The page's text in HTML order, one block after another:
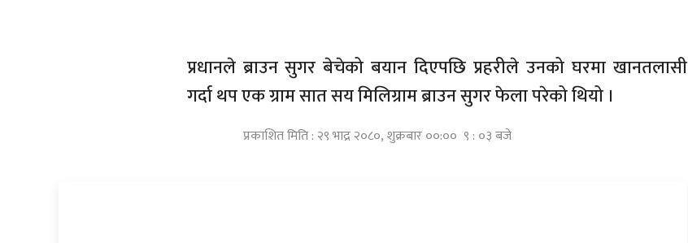
प्रधानले ब्राउन सुगर बेचेको बयान दिएपछि प्रहरीले उनको घरमा खानतलासी
गर्दा थप एक ग्राम सात सय मिलिग्राम ब्राउन सुगर फेला परेको थियो ।
प्रकाशित मिति : २९ भाद्र २०८०, शुक्रबार ००:०० ९ : ०३ बजे